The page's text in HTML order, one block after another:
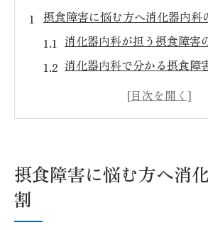
摂食障害に悩む方へ消化器内科
消化器内科が担う摂食障害
消化器内科で分かる摂食障
摂食障害と消化器内科の連
消化器内科で始める摂食障害治
摂食障害に悩む方へ消
割